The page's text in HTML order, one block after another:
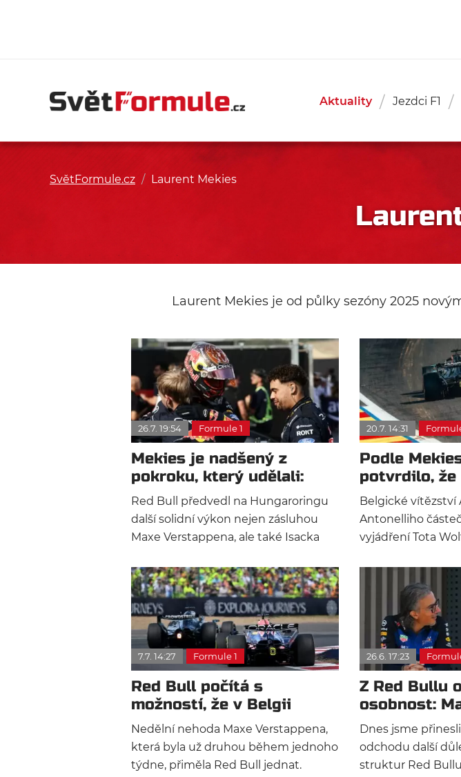
Aktuality Jezdci F1
SvětFormule.cz / Laurent Mekies
Laurent Mekies je od půlky sezóny 2025
26.7. 19:54 Formule 1
Mekies je nadšený z
pokroku, který udělali:
Blíží se čas rozhodnutí
Red Bull předvedl na Hungaroringu
další solidní výkon nejen zásluhou
Maxe Verstappena, ale také Isacka
a poté takticky přenechal pozici
Nizozemci.
20.7. 14:31
Podle
potvrdilo, že
nejlepší
Belgické vítězství
Antonelliho
vyjádření Tota
Velké ceny.
několik
Mercedes mělo v
7.7. 14:27 Formule 1
Red Bull počítá s
možností, že v Belgii
nenasadí Macarenu
Nedělní nehoda Maxe Verstappena,
která byla už druhou během jednoho
týdne, přiměla Red Bull jednat.
26.6. 17:23
Z Red Bullu
osobnost:
našemu
Dnes jsme
odchodu další
struktur Red